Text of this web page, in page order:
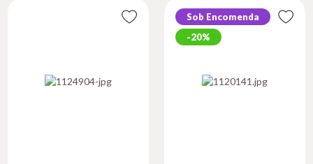
Sob Encomenda
20%